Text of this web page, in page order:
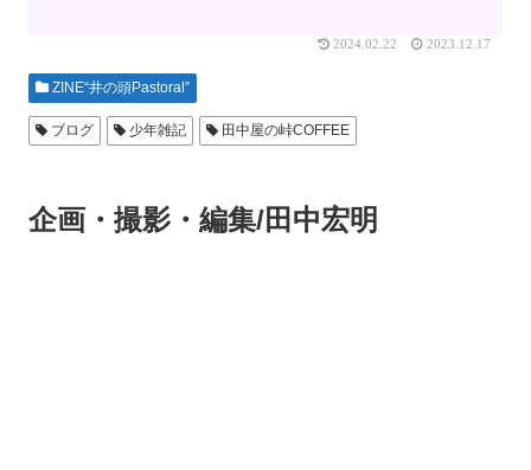
2024.02.22 2023.12.17
ZINE“井の頭Pastoral”
ブログ 少年雑記 田中屋の峠COFFEE
企画・撮影・編集/田中宏明